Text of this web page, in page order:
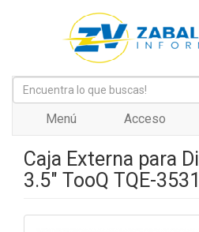
Menú Acceso
Caja Externa para
3.5" TooQ TQE-